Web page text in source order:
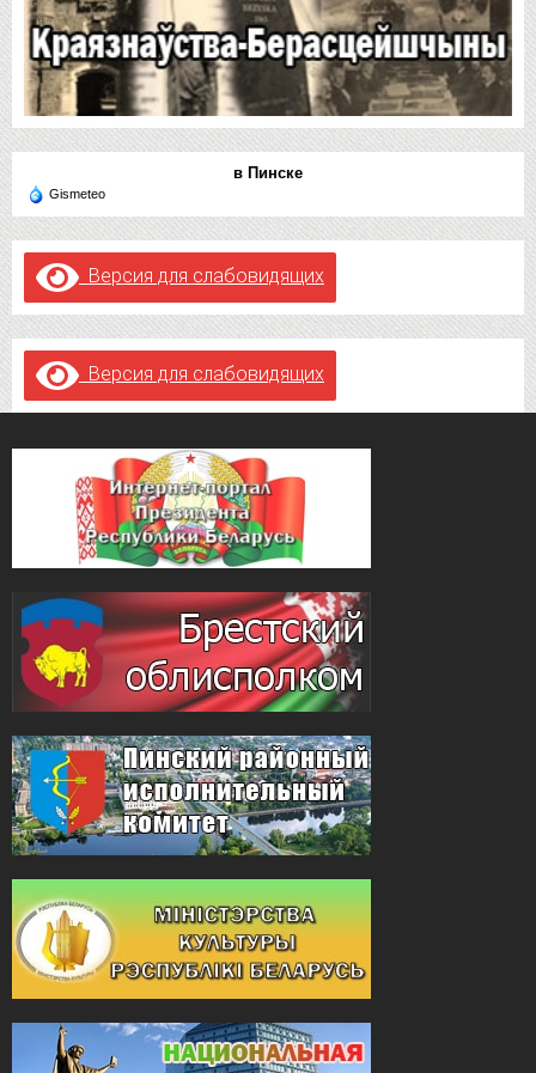
в Пинске
Gismeteo
Версия для слабовидящих
Версия для слабовидящих